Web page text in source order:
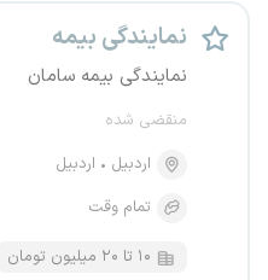
نمایندگی بیمه
نمایندگی بیمه سامان
منقضی شده
اردبیل
اردبیل
تمام وقت
۱۰ تا ۲۰ میلیون تومان